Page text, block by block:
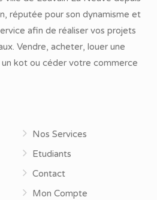
réputée pour son dynamisme et
afin de réaliser vos projets
Vendre, acheter, louer une
kot ou céder votre commerce
Nos Services
Etudiants
Contact
Mon Compte